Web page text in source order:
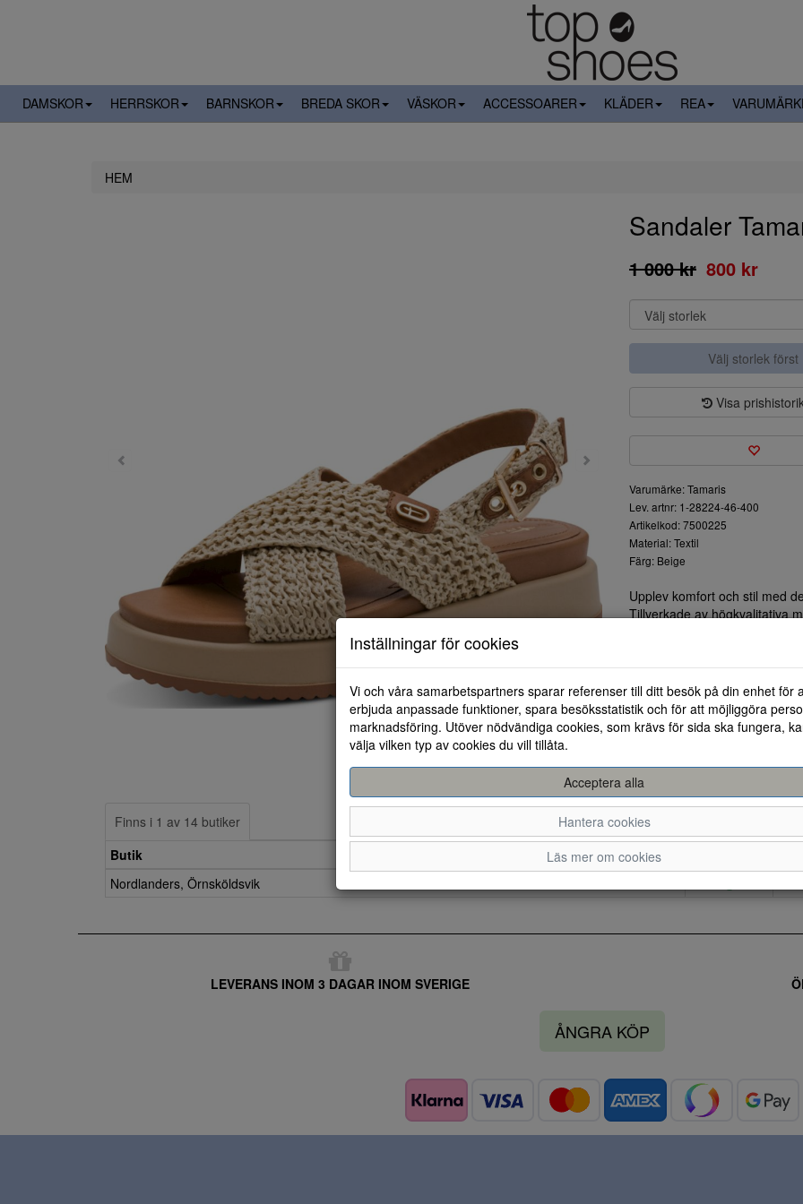
DAMSKOR HERRSKOR BARNSKOR BREDA SKOR VÄSKOR ACCESSOARER KLÄDER REA
HEM
Sandaler
1 000 kr 800 kr
Välj storlek först
Visa
Varumärke: Tamaris
Lev. artnr: 1-28224-46-400
Artikelkod: 7500225
Material: Textil
Färg: Beige
Upplev komfort och stil med
Tillverkade av högkvalitativa
av funktionalitet och mode.
passform och gör dem lätta
Den mjuka insidan
stan eller på en
och gör att du kan gå länge
Den tidlösa designen och
matchas med vilken outfit
Välj dessa sandaler för en
den kärlek de förtjänar.
Finns i 1 av 14 butiker
Butik
Nordlanders, Örnsköldsvik
LEVERANS INOM 3 DAGAR INOM SVERIGE
ÅNGRA KÖP
Inställningar för cookies
Vi och våra samarbetspartners sparar referenser till ditt besök på din enhet för
erbjuda anpassade funktioner, spara besöksstatistik och för att möjliggöra
marknadsföring. Utöver nödvändiga cookies, som krävs för sida ska fungera,
välja vilken typ av cookies du vill tillåta.
Acceptera alla
Hantera cookies
Läs mer om cookies